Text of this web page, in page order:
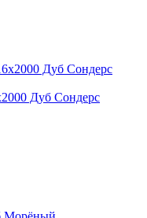
Дуб Сондерс